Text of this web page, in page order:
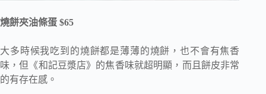
燒餅夾油條蛋 $65
大多時候我吃到的燒餅都是薄薄的燒餅，也不會有焦香
味，但《和記豆漿店》的焦香味就超明顯，而且餅皮非常
的有存在感。